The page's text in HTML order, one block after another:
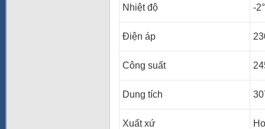
Nhiệt độ -
Điện áp
Công suất
Dung tích
Xuất xứ